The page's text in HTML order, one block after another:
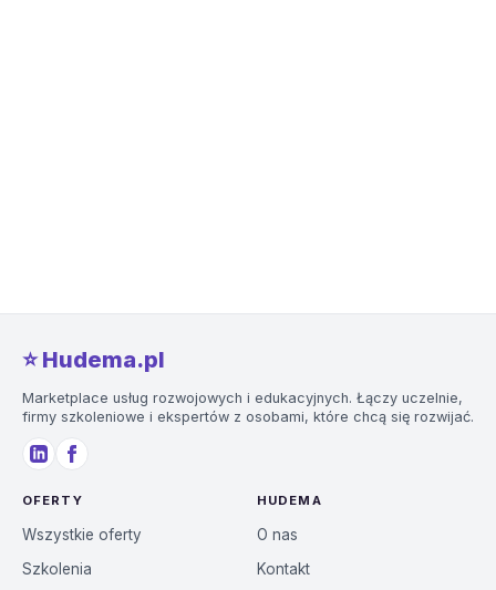
⭐️ Hudema.pl
Marketplace usług rozwojowych i edukacyjnych. Łączy uczelnie,
firmy szkoleniowe i ekspertów z osobami, które chcą się rozwijać.
OFERTY
Wszystkie oferty
Szkolenia
HUDEMA
O nas
Kontakt